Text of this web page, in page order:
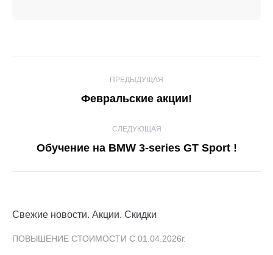
ПРЕДЫДУЩАЯ
Предыдущая
Февральские акции!
СЛЕДУЮЩАЯ
Следующая
Обучение на BMW 3-series GT Sport !
Свежие новости. Акции. Скидки
ПОВЫШЕНИЕ СТОИМОСТИ С 01.04.2026г.